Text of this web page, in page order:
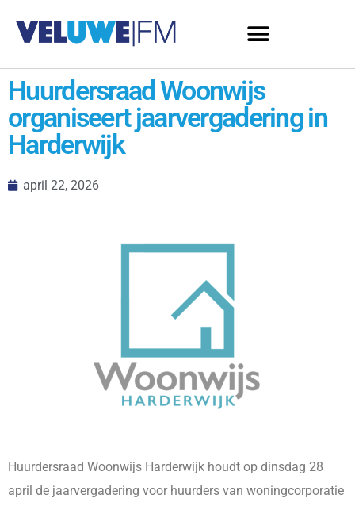
Huurdersraad Woonwijs
organiseert jaarvergadering in
Harderwijk
april 22, 2026
Huurdersraad Woonwijs Harderwijk houdt op dinsdag 28
april de jaarvergadering voor huurders van woningcorporatie